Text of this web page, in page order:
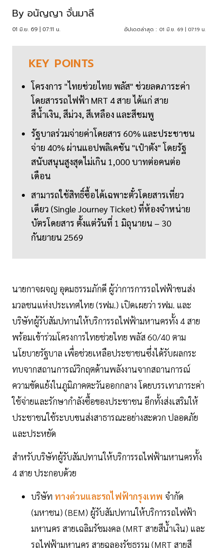
By อนัญญา จั่นมาลี
01 มิ.ย. 69 | 07:11 น. อัปเดตล่าสุด : 01 มิ.ย. 69 | 07:19 น.
KEY POINTS
โครงการ "ไทยช่วยไทย พลัส" ช่วยลดภาระค่า
โดยสารรถไฟฟ้า MRT 4 สาย ได้แก่ สาย
สีน้ำเงิน, สีม่วง, สีเหลือง และสีชมพู
รัฐบาลร่วมจ่ายค่าโดยสาร 60% และประชาชน
จ่าย 40% ผ่านแอปพลิเคชัน "เป๋าตัง" โดยรัฐ
สนับสนุนสูงสุดไม่เกิน 1,000 บาทต่อคนต่อ
เดือน
สามารถใช้สิทธิ์ซื้อได้เฉพาะตั๋วโดยสารเที่ยว
เดียว (Single Journey Ticket) ที่ห้องจำหน่าย
บัตรโดยสาร ตั้งแต่วันที่ 1 มิถุนายน – 30
กันยายน 2569
นายกาจผจญ อุดมธรรมภักดี ผู้ว่าการการรถไฟฟ้าขนส่ง
มวลชนแห่งประเทศไทย (รฟม.) เปิดเผยว่า รฟม. และ
บริษัทผู้รับสัมปทานให้บริการรถไฟฟ้ามหานครทั้ง 4 สาย
พร้อมเข้าร่วมโครงการไทยช่วยไทย พลัส 60/40 ตาม
นโยบายรัฐบาล เพื่อช่วยเหลือประชาชนซึ่งได้รับผลกระ
ทบจากสถานการณ์วิกฤตด้านพลังงานจากสถานการณ์
ความขัดแย้งในภูมิภาคตะวันออกกลาง โดยบรรเทาภาระค่า
ใช้จ่ายและรักษากำลังซื้อของประชาชน อีกทั้งส่งเสริมให้
ประชาชนใช้ระบบขนส่งสาธารณะอย่างสะดวก ปลอดภัย
และประหยัด
สำหรับบริษัทผู้รับสัมปทานให้บริการรถไฟฟ้ามหานครทั้ง
4 สาย ประกอบด้วย
บริษัท ทางด่วนและรถไฟฟ้ากรุงเทพ จำกัด
(มหาชน) (BEM) ผู้รับสัมปทานให้บริการรถไฟฟ้า
มหานคร สายเฉลิมรัชมงคล (MRT สายสีน้ำเงิน) และ
รถไฟฟ้ามหานคร สายฉลองรัชธรรม (MRT สายสี